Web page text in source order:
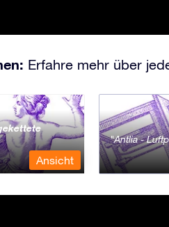
Erfahre mehr über
Ansicht
Antlia -